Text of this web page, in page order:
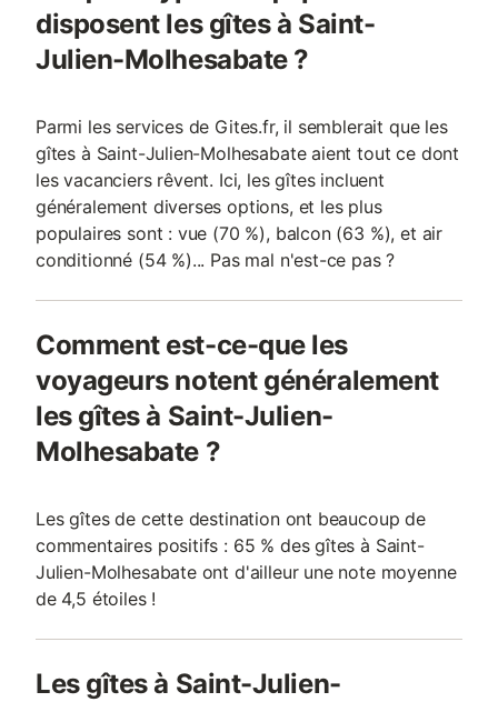
Électricité incluse aux tarifs Services
supplémentaires :
Électricité incluse
disposent les gîtes à Saint-
Julien-Molhesabate ?
Parmi les services de Gites.fr, il semblerait que les
gîtes à Saint-Julien-Molhesabate aient tout ce dont
les vacanciers rêvent. Ici, les gîtes incluent
généralement diverses options, et les plus
populaires sont : vue (70 %), balcon (63 %), et air
conditionné (54 %)... Pas mal n'est-ce pas ?
Comment est-ce-que les
voyageurs notent généralement
les gîtes à Saint-Julien-
Molhesabate ?
Les gîtes de cette destination ont beaucoup de
commentaires positifs : 65 % des gîtes à Saint-
Julien-Molhesabate ont d'ailleur une note moyenne
de 4,5 étoiles !
Les gîtes à Saint-Julien-